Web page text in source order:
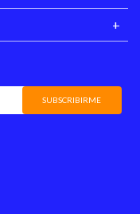
SUBSCRIBIRME